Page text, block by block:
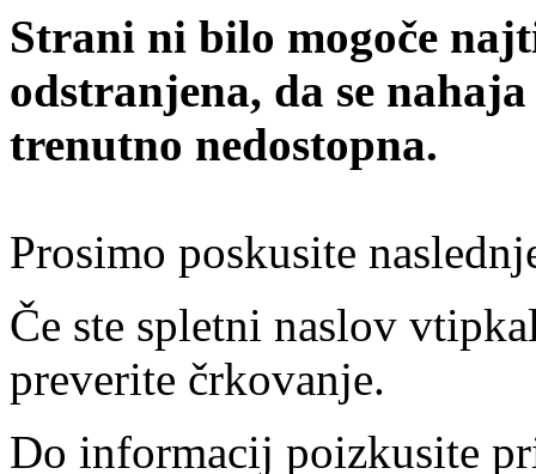
Strani ni bilo mogoče
odstranjena, da se
trenutno nedostopna.
Prosimo poskusite
Če ste spletni naslov
preverite črkovanje.
Do informacij poizkusite